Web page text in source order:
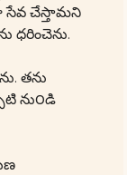
సేవ చేస్తామని
ధరించెను.
తను
ను౦డి